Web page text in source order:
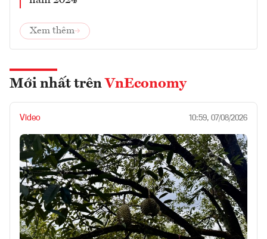
Xem thêm
Mới nhất trên VnEconomy
Video 10:59, 07/08/2026